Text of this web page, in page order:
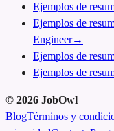
Ejemplos de
Ejemplos de
Engineer→
Ejemplos de
Ejemplos de
© 2026 JobOwl
BlogTérminos y